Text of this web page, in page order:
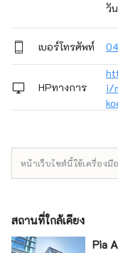
วั
เบอร์โทรศัพท์
HPทางการ
i/
หน้าเว็บไซต์นี้ใช้เครื่อง
สถานที่ใกล้เคียง
Pia